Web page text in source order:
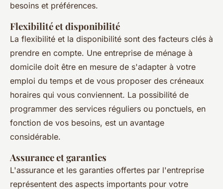
besoins et préférences.
Flexibilité et disponibilité
La flexibilité et la disponibilité sont des facteurs clés à
prendre en compte. Une entreprise de ménage à
domicile doit être en mesure de s'adapter à votre
emploi du temps et de vous proposer des créneaux
horaires qui vous conviennent. La possibilité de
programmer des services réguliers ou ponctuels, en
fonction de vos besoins, est un avantage
considérable.
Assurance et garanties
L'assurance et les garanties offertes par l'entreprise
représentent des aspects importants pour votre